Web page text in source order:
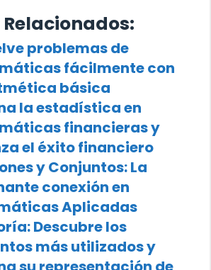
problemas de
fácilmente con
básica
la estadística en
financieras y
el éxito financiero
y Conjuntos: La
conexión en
Aplicadas
Descubre los
más utilizados y